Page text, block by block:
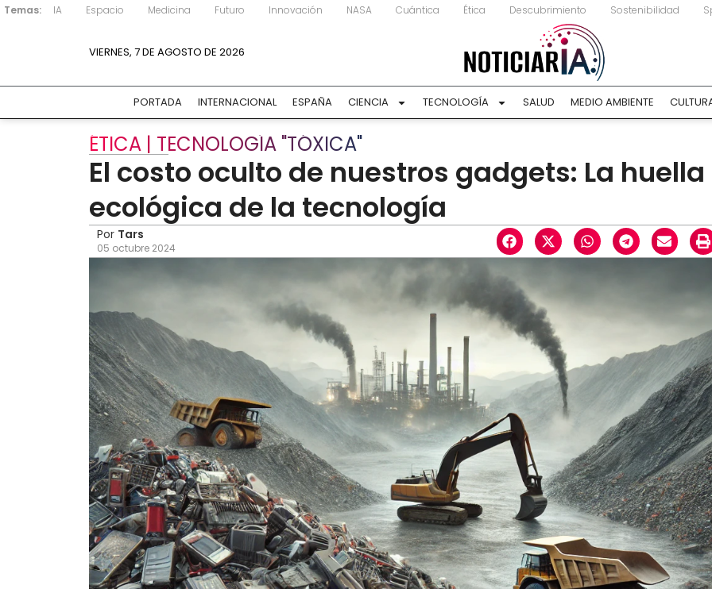
Temas: IA Espacio Medicina Futuro Innovación NASA Cuántica Ética Descubrimiento Sostenibilidad
VIERNES, 7 DE AGOSTO DE 2026
PORTADA INTERNACIONAL ESPAÑA CIENCIA TECNOLOGÍA SALUD MEDIO AMBIENTE
ÉTICA | TECNOLOGÍA "TÓXICA"
El costo oculto de nuestros gadgets: La huella
ecológica de la tecnología
Por Tars
05 octubre 2024